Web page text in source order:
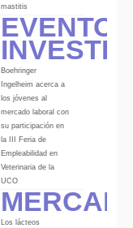
mastitis
Eventos
Boehringer
Ingelheim acerca a
los jóvenes al
mercado laboral con
su participación en
la III Feria de
Empleabilidad en
Veterinaria de la
UCO
Los lácteos